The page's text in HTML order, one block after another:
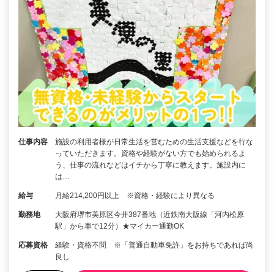
仕事内容
施設の利用者様が日常生活を営むための生活支援などを行な
っていただきます。資格や経験がない方でも始められるよ
う、仕事の流れなどはイチから丁寧に教えます。施設内に
は…
給与 月給214,200円以上 ※資格・経験により異なる
勤務地
大阪府堺市美原区今井387番地（近鉄南大阪線「河内松原
駅」から車で12分）★マイカー通勤OK
応募資格
経験・資格不問 ※「普通自動車免許」をお持ちであれば尚
良し